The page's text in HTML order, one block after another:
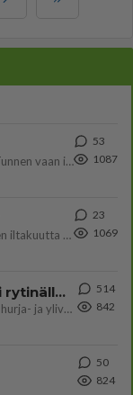
Olen säälittävä, mitä tulee sinun kohtaamiseen. Tunnen vaan itseni todella epävarmaksi sun kanssa. Jos minun olisi pitän
53
1087
Poliisin mukaan nuori oli lähes täysi-ikäinen. Ennen iltakuutta tulleen ilmoituksen mukaan ihminen oli joutunut mahdoll
23
1069
Perussuomalaisten kannatus nousi rytinällä Ylen tänään julkaisemassa tuoreimmassa gallup-kyselyssä.
https://yle.fi/a/74-20239449 Perussuomalaisilla hurja- ja ylivoimaisesti suurin nousu tässä uudessa Ylen gallupissa. Kyl
514
842
50
824